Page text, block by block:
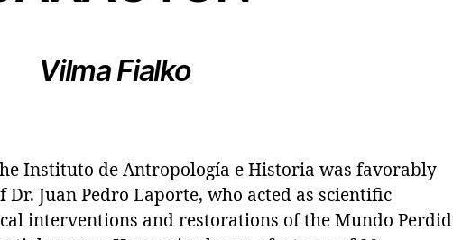
Vilma Fialko
Instituto de Antropología e Historia was favorably
Juan Pedro Laporte, who acted as scientific
interventions and restorations of the Mundo